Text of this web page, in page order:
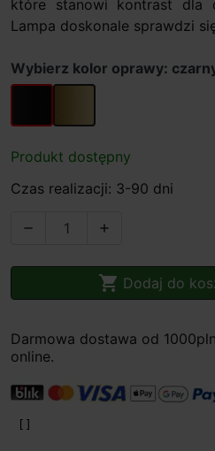
które stanowi kontrast dla
Lampa doskonale sprawdzi
Wybierz kolor oprawy:
czarnyzłoty
Produkt dostępny
Czas realizacji: 3-90 dni
 
 Dodaj do
Darmowa dostawa od
online.